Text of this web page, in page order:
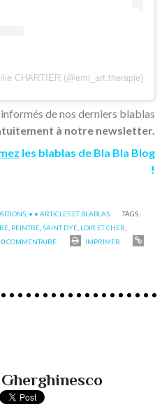
CHARTIER (@emi_art.therapie)
de nos derniers blablas
à notre newsletter.
les blablas de Bla Bla Blog
!
• • ARTICLES ET BLABLAS
TAGS :
PEINTRE ,SAINT DYE LOIR ET CHER
0COMMENTAIRE
IMPRIMER